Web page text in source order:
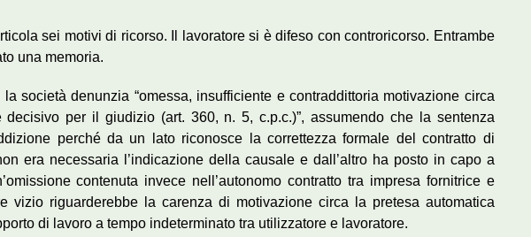
sei motivi di ricorso. Il lavoratore si è difeso con controricorso. Entrambe
una memoria.
società denunzia “omessa, insufficiente e contraddittoria motivazione circa
decisivo per il giudizio (art. 360, n. 5, c.p.c.)”, assumendo che la sentenza
perché da un lato riconosce la correttezza formale del contratto di
era necessaria l’indicazione della causale e dall’altro ha posto in capo a
contenuta invece nell’autonomo contratto tra impresa fornitrice e
vizio riguarderebbe la carenza di motivazione circa la pretesa automatica
di lavoro a tempo indeterminato tra utilizzatore e lavoratore.